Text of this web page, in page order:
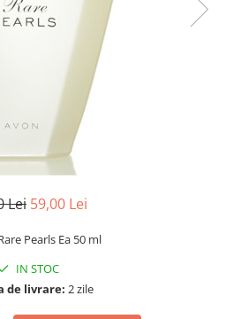
Lei 59,00 Lei
Pearls Ea 50 ml
IN STOC
de livrare: 2 zile